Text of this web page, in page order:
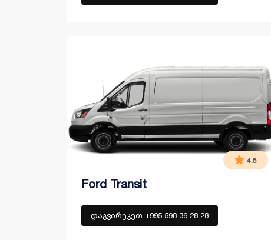
4.5
Ford Transit
დაგვირეკეთ +995 598 36 28 28